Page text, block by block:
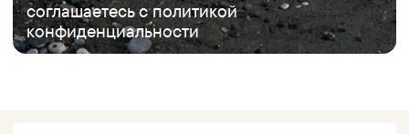
соглашаетесь сполитикой
конфиденциальности